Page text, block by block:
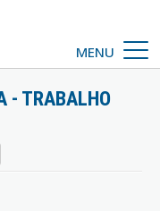
MENU
- TRABALHO